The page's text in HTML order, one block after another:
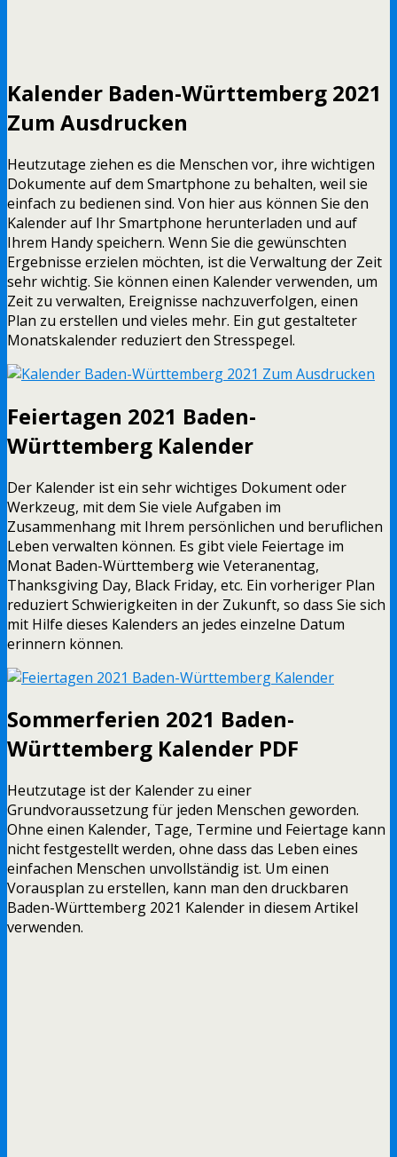
Kalender Baden-Württemberg 2021
Zum Ausdrucken
Heutzutage ziehen es die Menschen vor, ihre wichtigen
Dokumente auf dem Smartphone zu behalten, weil sie
einfach zu bedienen sind. Von hier aus können Sie den
Kalender auf Ihr Smartphone herunterladen und auf
Ihrem Handy speichern. Wenn Sie die gewünschten
Ergebnisse erzielen möchten, ist die Verwaltung der Zeit
sehr wichtig. Sie können einen Kalender verwenden, um
Zeit zu verwalten, Ereignisse nachzuverfolgen, einen
Plan zu erstellen und vieles mehr. Ein gut gestalteter
Monatskalender reduziert den Stresspegel.
Feiertagen 2021 Baden-
Württemberg Kalender
Der Kalender ist ein sehr wichtiges Dokument oder
Werkzeug, mit dem Sie viele Aufgaben im
Zusammenhang mit Ihrem persönlichen und beruflichen
Leben verwalten können. Es gibt viele Feiertage im
Monat Baden-Württemberg wie Veteranentag,
Thanksgiving Day, Black Friday, etc. Ein vorheriger Plan
reduziert Schwierigkeiten in der Zukunft, so dass Sie sich
mit Hilfe dieses Kalenders an jedes einzelne Datum
erinnern können.
Sommerferien 2021 Baden-
Württemberg Kalender PDF
Heutzutage ist der Kalender zu einer
Grundvoraussetzung für jeden Menschen geworden.
Ohne einen Kalender, Tage, Termine und Feiertage kann
nicht festgestellt werden, ohne dass das Leben eines
einfachen Menschen unvollständig ist. Um einen
Vorausplan zu erstellen, kann man den druckbaren
Baden-Württemberg 2021 Kalender in diesem Artikel
verwenden.